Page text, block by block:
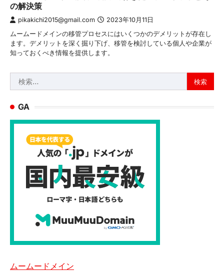
の解決策
pikakichi2015@gmail.com 2023年10月11日
ムームードメインの移管プロセスにはいくつかのデメリットが存在し
ます。デメリットを深く掘り下げ、移管を検討している個人や企業が
知っておくべき情報を提供します。
索:
GA
ムームードメイン